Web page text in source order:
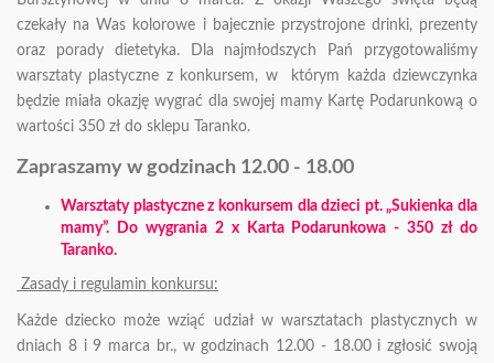
czekały na Was kolorowe i bajecznie przystrojone drinki, prezenty
oraz porady dietetyka. Dla najmłodszych Pań przygotowaliśmy
warsztaty plastyczne z konkursem, w którym każda dziewczynka
będzie miała okazję wygrać dla swojej mamy Kartę Podarunkową o
wartości 350 zł do sklepu Taranko.
Zapraszamy w godzinach 12.00 - 18.00
Warsztaty plastyczne z konkursem dla dzieci pt.„Sukienka dla
mamy”.
Do wygrania 2 x Karta Podarunkowa - 350 zł do
Taranko.
Zasady i regulamin konkursu:
Każde dziecko może wziąć udział w warsztatach plastycznych w
dniach 8 i 9 marca br., w godzinach 12.00 - 18.00 i zgłosić swoją